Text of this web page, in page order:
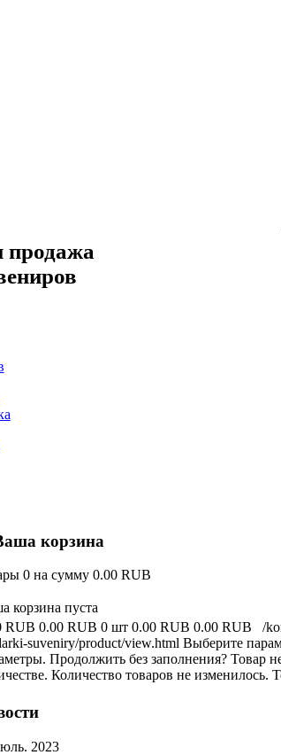
продажа
корзина
0 на сумму 0.00 RUB
корзина пуста
RUB 0.00 RUB 0 шт 0.00 RUB 0.00 RUB /
suveniry/product/view.html Выберите
Продолжить без заполнения? Товар
Количество товаров не изменилось.
2023